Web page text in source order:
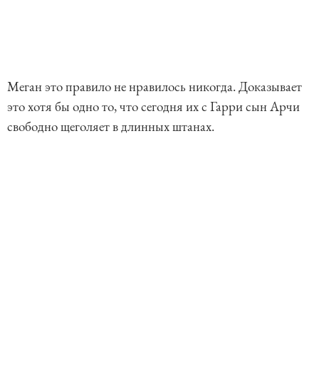
Меган это правило не нравилось никогда. Доказывает
это хотя бы одно то, что сегодня их с Гарри сын Арчи
свободно щеголяет в длинных штанах.